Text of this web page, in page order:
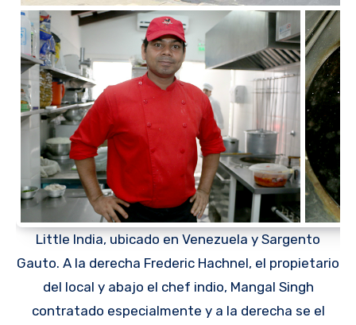
Little India, ubicado en Venezuela y Sargento
Gauto. A la derecha Frederic Hachnel, el propietario
del local y abajo el chef indio, Mangal Singh
contratado especialmente y a la derecha se el